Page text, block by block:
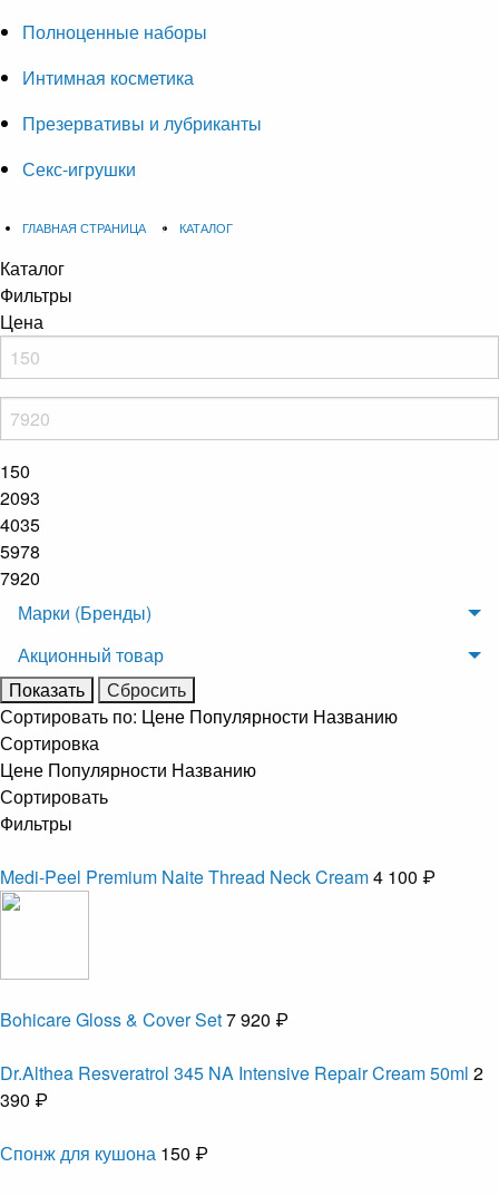
Полноценные наборы
Интимная косметика
Презервативы и лубриканты
Секс-игрушки
ГЛАВНАЯ СТРАНИЦА КАТАЛОГ
Каталог
Фильтры
Цена
150
2093
4035
5978
7920
Марки (Бренды)
Акционный товар
Сортировать по: Цене Популярности Названию
Сортировка
Цене Популярности Названию
Сортировать
Фильтры
Medi-Peel Premium Naite Thread Neck Cream4 100 ₽
Bohicare Gloss & Cover Set7 920 ₽
Dr.Althea Resveratrol 345 NA Intensive Repair Cream 50ml 2
390 ₽
Спонж для кушона 150 ₽